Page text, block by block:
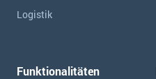
Logistik
Funktionalitäten